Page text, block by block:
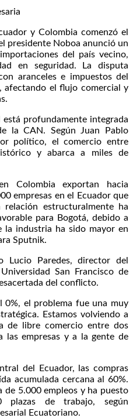
y Colombia comenzó el
presidente Noboa anunció un
del país vecino,
en seguridad. La disputa
aranceles e impuestos del
afectando el flujo comercial y
profundamente integrada
la CAN. Según Juan Pablo
político, el comercio entre
y abarca a miles de
Colombia exportan hacia
empresas en el Ecuador que
estructuralmente ha
para Bogotá, debido a
la industria ha sido mayor en
Sputnik.
Paredes, director del
San Francisco de
del conflicto.
0%, el problema fue una muy
Estamos volviendo a
de libre comercio entre dos
las empresas y a la gente de
del Ecuador, las compras
acumulada cercana al 60%.
de 5.000 empleos y ha puesto
de trabajo, según
Ecuatoriano.